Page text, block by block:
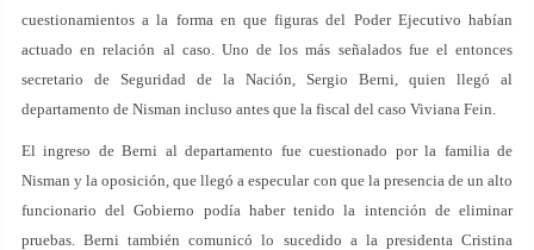
cuestionamientos a la forma en que figuras del Poder Ejecutivo habían
actuado en relación al caso. Uno de los más señalados fue el entonces
secretario de Seguridad de la Nación, Sergio Berni, quien llegó al
departamento de Nisman incluso antes que la fiscal del caso Viviana Fein.
El ingreso de Berni al departamento fue cuestionado por la familia de
Nisman y la oposición, que llegó a especular con que la presencia de un alto
funcionario del Gobierno podía haber tenido la intención de eliminar
pruebas. Berni también comunicó lo sucedido a la presidenta Cristina